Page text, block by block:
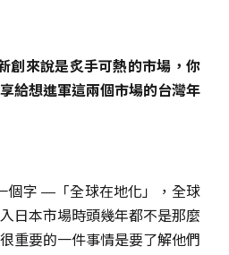
創來說是炙手可熱的市場，你
給想進軍這兩個市場的台灣年
個字 —「全球在地化」，全球
日本市場時頭幾年都不是那麼
重要的一件事情是要了解他們